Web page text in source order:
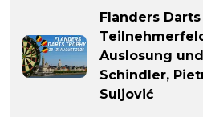
Flanders
Auslosung
Schindler,
Suljović